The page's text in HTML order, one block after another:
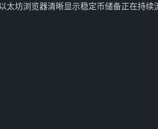
太坊浏览器清晰显示稳定币储备正在持续